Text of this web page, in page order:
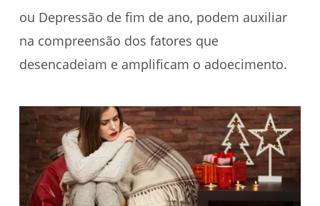
ou Depressão de fim de ano, podem auxiliar
na compreensão dos fatores que
desencadeiam e amplificam o adoecimento.